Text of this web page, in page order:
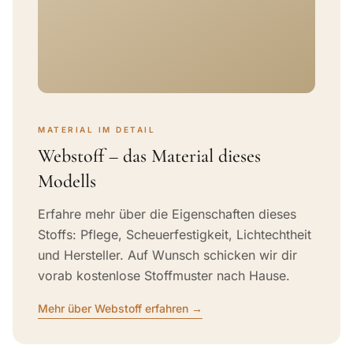
MATERIAL IM DETAIL
Webstoff – das Material dieses
Modells
Erfahre mehr über die Eigenschaften dieses
Stoffs: Pflege, Scheuerfestigkeit, Lichtechtheit
und Hersteller. Auf Wunsch schicken wir dir
vorab kostenlose Stoffmuster nach Hause.
Mehr über Webstoff erfahren →